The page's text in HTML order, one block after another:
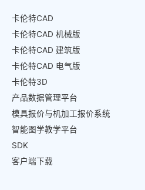
卡伦特CAD
卡伦特CAD 机械版
卡伦特CAD 建筑版
卡伦特CAD 电气版
卡伦特3D
产品数据管理平台
模具报价与机加工报价系统
智能图学教学平台
SDK
客户端下载